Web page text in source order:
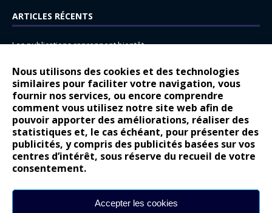
Nous utilisons des cookies et des technologies
similaires pour faciliter votre navigation, vous
fournir nos services, ou encore comprendre
comment vous utilisez notre site web afin de
pouvoir apporter des améliorations, réaliser des
statistiques et, le cas échéant, pour présenter des
publicités, y compris des publicités basées sur vos
centres d’intérêt, sous réserve du recueil de votre
consentement.
Accepter les cookies
ARTICLES RÉCENTS
Les publications reprennent bientôt…
14 juillet : nouveau film de marque pour Citroën
Renault Espace : voyage, voyage…
Peugeot E-208 GTi : naissance d’une légende
COMMENTAIRES RÉCENTS
Bernard Dardartdans
Gilly